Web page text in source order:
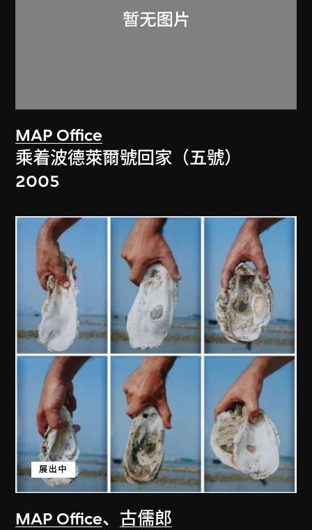
MAP Office
乘着波德萊爾號回家（五號）
2005
MAP Office、 古儒郎
展出中